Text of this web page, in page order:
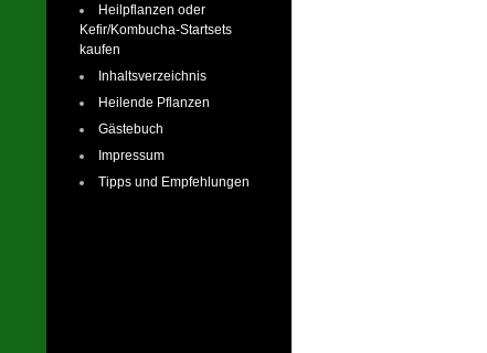
Heilpflanzen oder
Kefir/Kombucha-Startsets
kaufen
Inhaltsverzeichnis
Heilende Pflanzen
Gästebuch
Impressum
Tipps und Empfehlungen